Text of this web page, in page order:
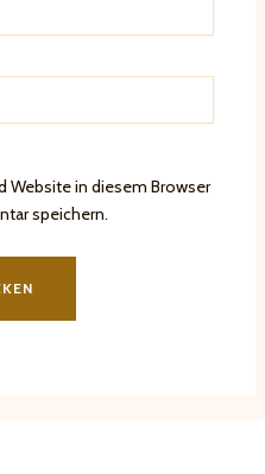
Website in diesem Browser
speichern.